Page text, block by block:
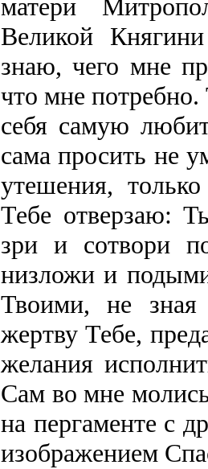
матери
Великой
знаю, чего мне
что мне
себя самую
сама просить не
утешения,
Тебе отверзаю:
зри и сотвори
низложи и
Твоими, не зная
жертву Тебе,
желания
Сам во мне
на пергаменте с
изображением